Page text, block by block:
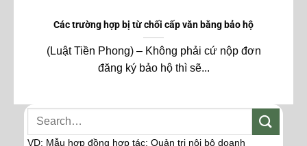
Các trường hợp bị từ chối cấp văn bằng bảo hộ
(Luật Tiền Phong) – Không phải cứ nộp đơn
đăng ký bảo hộ thì sẽ...
VD: Mẫu hợp đồng hợp tác; Quản trị nội bộ doanh